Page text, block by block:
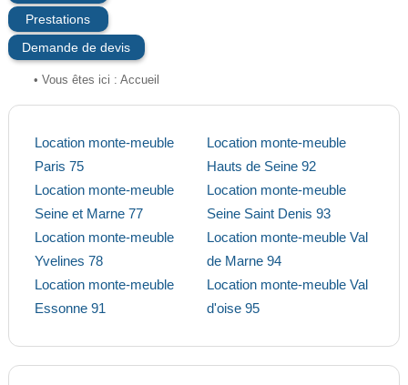
Prestations
Demande de devis
• Vous êtes ici : Accueil
Location monte-meuble
Paris 75
Location monte-meuble
Seine et Marne 77
Location monte-meuble
Yvelines 78
Location monte-meuble
Essonne 91
Location monte-meuble
Hauts de Seine 92
Location monte-meuble
Seine Saint Denis 93
Location monte-meuble Val
de Marne 94
Location monte-meuble Val
d'oise 95